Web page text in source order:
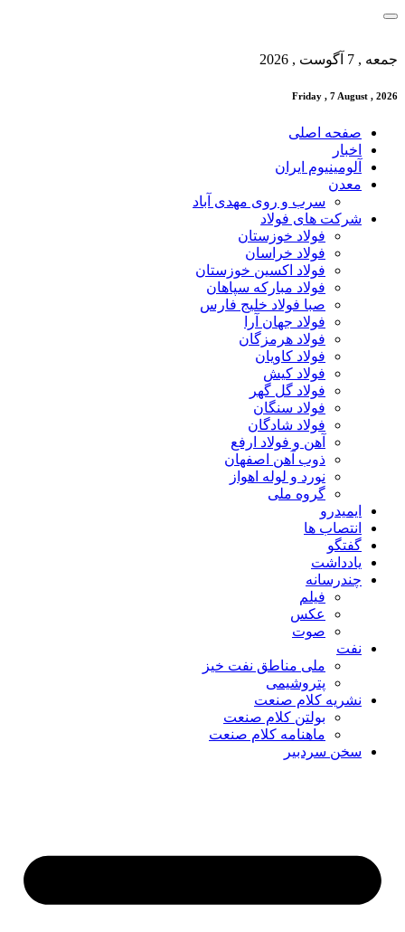
جمعه , 7 آگوست , 2026
Friday , 7 August , 2026
صفحه اصلی
اخبار
آلومینیوم ایران
معدن
سرب و روی مهدی آباد
شرکت های فولاد
فولاد خوزستان
فولاد خراسان
فولاد اکسین خوزستان
فولاد مبارکه سپاهان
صبا فولاد خلیج فارس
فولاد جهان آرا
فولاد هرمزگان
فولاد کاویان
فولاد کیش
فولاد گل گهر
فولاد سنگان
فولاد شادگان
آهن و فولاد ارفع
ذوب آهن اصفهان
نورد و لوله اهواز
گروه ملی
ایمیدرو
انتصاب ها
گفتگو
یادداشت
چندرسانه
فیلم
عکس
صوت
نفت
ملی مناطق نفت خیز
پتروشیمی
نشریه کلام صنعت
بولتن کلام صنعت
ماهنامه کلام صنعت
سخن سردبیر